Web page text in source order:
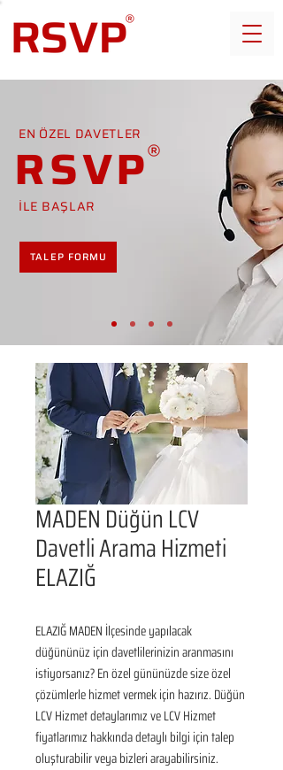
EN ÖZEL DAVETLER
RSVP
İLE BAŞLAR
TALEP FORMU
MADEN Düğün LCV
Davetli Arama Hizmeti
ELAZIĞ
ELAZIĞ MADEN İlçesinde yapılacak
düğününüz için davetlilerinizin aranmasını
istiyorsanız? En özel gününüzde size özel
çözümlerle hizmet vermek için hazırız. Düğün
LCV Hizmet detaylarımız ve LCV Hizmet
fiyatlarımız hakkında detaylı bilgi için talep
oluşturabilir veya bizleri arayabilirsiniz.